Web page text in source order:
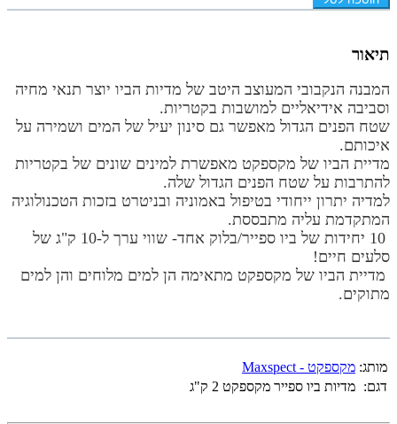
תיאור
המבנה הנקבובי המעוצב היטב של מדיות הביו יוצר תנאי מחיה
וסביבה אידיאליים למושבות בקטריות.
שטח הפנים הגדול מאפשר גם סינון יעיל של המים ושמירה על
איכותם.
מדיית הביו של מקספקט מאפשרת למינים שונים של בקטריות
להתרבות על שטח הפנים הגדול שלה.
למדיה יתרון ייחודי בטיפול באמוניה ובניטרט בזכות הטכנולוגיה
המתקדמת עליה מתבססת.
10 יחידות של ביו ספייר/בלוק אחד- שווי ערך ל-10 ק"ג של
סלעים חיים!
מדיית הביו של מקספקט מתאימה הן למים מלוחים והן למים
מתוקים.
מותג: מקספקט - Maxspect
דגם: מדיות ביו ספייר מקספקט 2 ק"ג